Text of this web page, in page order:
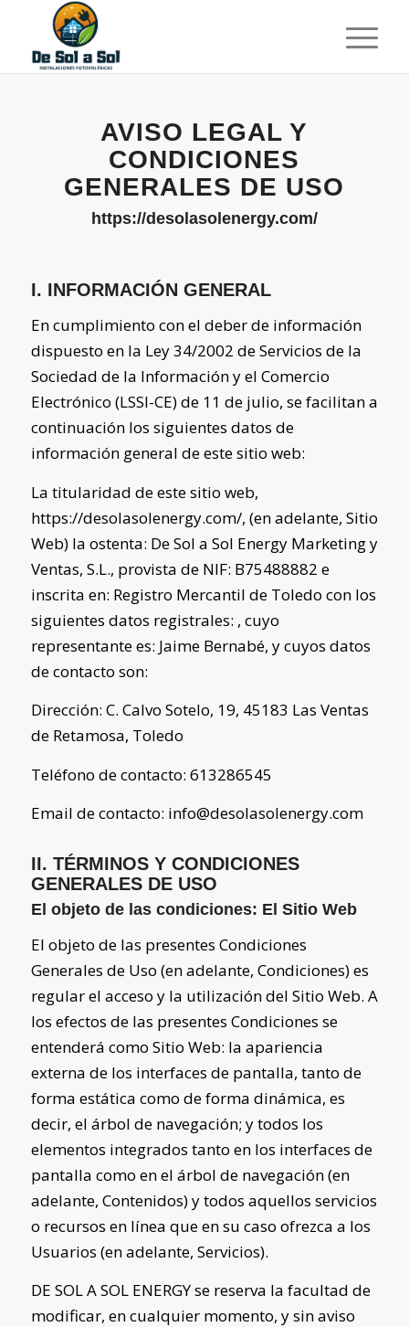
AVISO LEGAL Y
CONDICIONES
GENERALES DE USO
https://desolasolenergy.com/
I. INFORMACIÓN GENERAL
En cumplimiento con el deber de información
dispuesto en la Ley 34/2002 de Servicios de la
Sociedad de la Información y el Comercio
Electrónico (LSSI-CE) de 11 de julio, se facilitan a
continuación los siguientes datos de
información general de este sitio web:
La titularidad de este sitio web,
https://desolasolenergy.com/, (en adelante, Sitio
Web) la ostenta: De Sol a Sol Energy Marketing y
Ventas, S.L., provista de NIF: B75488882 e
inscrita en: Registro Mercantil de Toledo con los
siguientes datos registrales: , cuyo
representante es: Jaime Bernabé, y cuyos datos
de contacto son:
Dirección: C. Calvo Sotelo, 19, 45183 Las Ventas
de Retamosa, Toledo
Teléfono de contacto: 613286545
Email de contacto: info@desolasolenergy.com
II. TÉRMINOS Y CONDICIONES
GENERALES DE USO
El objeto de las condiciones: El Sitio Web
El objeto de las presentes Condiciones
Generales de Uso (en adelante, Condiciones) es
regular el acceso y la utilización del Sitio Web. A
los efectos de las presentes Condiciones se
entenderá como Sitio Web: la apariencia
externa de los interfaces de pantalla, tanto de
forma estática como de forma dinámica, es
decir, el árbol de navegación; y todos los
elementos integrados tanto en los interfaces de
pantalla como en el árbol de navegación (en
adelante, Contenidos) y todos aquellos servicios
o recursos en línea que en su caso ofrezca a los
Usuarios (en adelante, Servicios).
DE SOL A SOL ENERGYse reserva la facultad de
modificar, en cualquier momento, y sin aviso